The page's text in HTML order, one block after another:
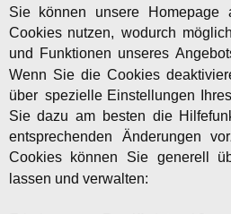
Sie können unsere Homepage
Cookies nutzen, wodurch
und
Funktionen unseres
Wenn Sie die Cookies
über spezielle Einstellungen Ihres
Sie dazu am besten die
entsprechenden
Änderungen
Cookies
können Sie generell
lassen und verwalten: